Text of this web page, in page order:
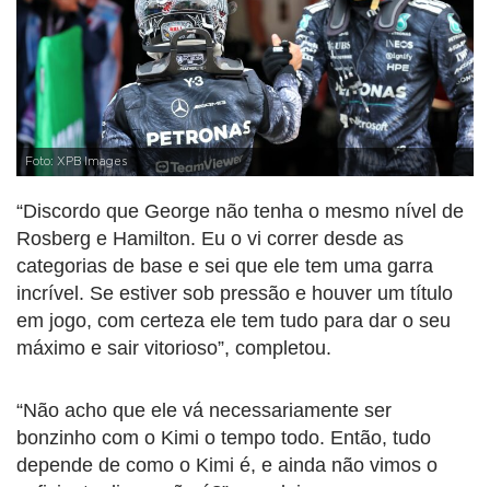
Foto: XPB Images
“Discordo que George não tenha o mesmo nível de
Rosberg e Hamilton. Eu o vi correr desde as
categorias de base e sei que ele tem uma garra
incrível. Se estiver sob pressão e houver um título
em jogo, com certeza ele tem tudo para dar o seu
máximo e sair vitorioso”, completou.
“Não acho que ele vá necessariamente ser
bonzinho com o Kimi o tempo todo. Então, tudo
depende de como o Kimi é, e ainda não vimos o